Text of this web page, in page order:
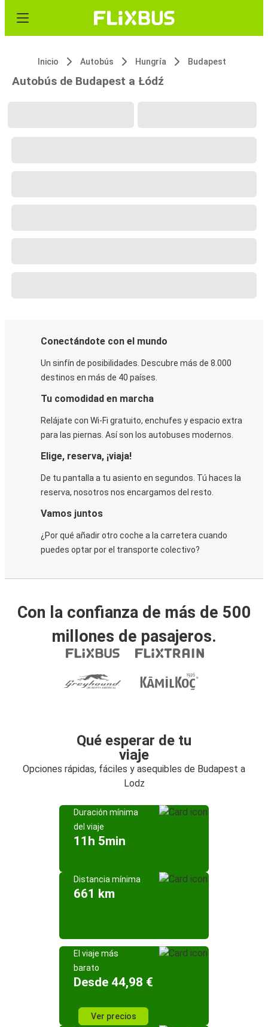
Inicio Autobús Hungría Budapest
Autobús de Budapest a Łódź
Conectándote con el mundo
Un sinfín de posibilidades. Descubre más de 8.000
destinos en más de 40 países.
Tu comodidad en marcha
Relájate con Wi-Fi gratuito, enchufes y espacio extra
para las piernas. Así son los autobuses modernos.
Elige, reserva, ¡viaja!
De tu pantalla a tu asiento en segundos. Tú haces la
reserva, nosotros nos encargamos del resto.
Vamos juntos
¿Por qué añadir otro coche a la carretera cuando
puedes optar por el transporte colectivo?
Con la confianza de más de 500
millones de pasajeros.
Qué esperar de tu
viaje
Opciones rápidas, fáciles y asequibles de Budapest a
Lodz
Duración mínima
del viaje
11h 5min
Distancia mínima
661 km
El viaje más
barato
Desde 44,98 €
Ver precios